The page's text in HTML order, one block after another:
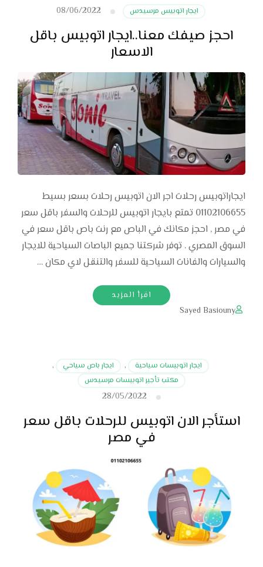
ايجار اتوبيس مرسيدس 08/06/2022
احجز صيفك معنا..ايجار اتوبيس باقل
الاسعار
ايجاراتوبيس رحلات اجر الان اتوبيس رحلات بسعر بسيط
01102106655 تمتع بايجار اتوبيس للرحلات والسفر باقل سعر
في مصر , احجز مكانك في الباص مع رنت باص باقل سعر في
السوق المصري . توفر شركتنا جميع الباصات السياحية للايجار
والسيارات والفانات السياحية للسفر والتنقل لاي مكان …
اقرأ المزيد
Sayed Basiouny
ايجار اتوبيسات سياحية , ايجار باص سياحي
,
مكتب تأجير اتوبيسات مرسيدس
28/05/2022
استأجر الان اتوبيس للرحلات باقل سعر
في مصر